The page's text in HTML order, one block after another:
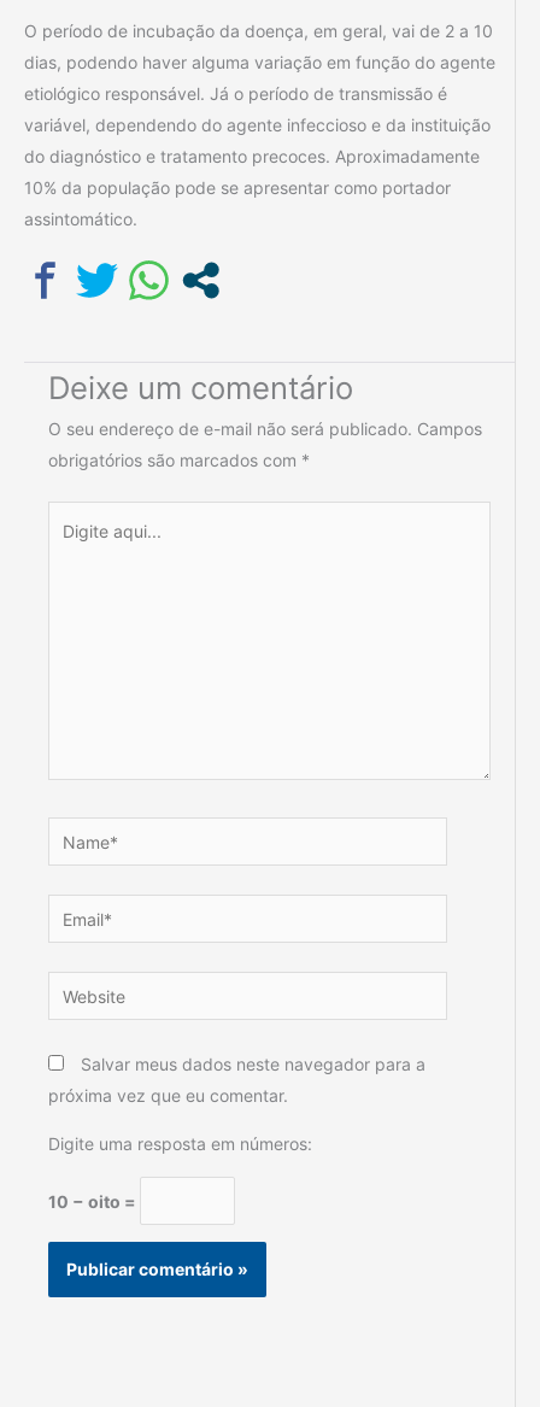
O período de incubação da doença, em geral, vai de 2 a 10
dias, podendo haver alguma variação em função do agente
etiológico responsável. Já o período de transmissão é
variável, dependendo do agente infeccioso e da instituição
do diagnóstico e tratamento precoces. Aproximadamente
10% da população pode se apresentar como portador
assintomático.
Deixe um comentário
O seu endereço de e-mail não será publicado. Campos
obrigatórios são marcados com *
aqui...
Email*
Website
Salvar meus dados neste navegador para a
próxima vez que eu comentar.
Digite uma resposta em números:
10 − oito =